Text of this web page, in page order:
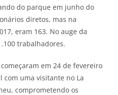
do parque em junho do
diretos, mas na
eram 163. No auge da
trabalhadores.
em 24 de fevereiro
com uma visitante no La
comprometendo os